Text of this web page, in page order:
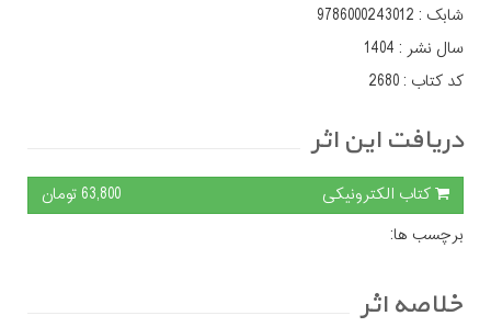
شابک : 9786000243012
سال نشر : 1404
کد کتاب :2680
دریافت این اثر
کتاب الکترونیکی
63,800 تومان
برچسب ها:
خلاصه اثر